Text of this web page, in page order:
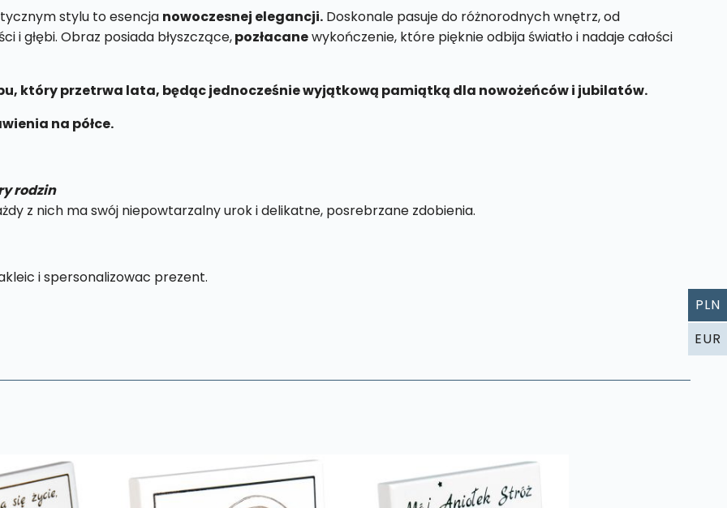
stylu to esencja nowoczesnej elegancji.Doskonale pasuje do różnorodnych wnętrz, od
i głębi. Obraz posiada błyszczące,pozłacanewykończenie, które pięknie odbija światło i nadaje całości
który przetrwa lata, będąc jednocześnie wyjątkową pamiątką dla nowożeńców i jubilatów.
na półce.
rodzin
z nich ma swój niepowtarzalny urok i delikatne, posrebrzane zdobienia.
i spersonalizowac prezent.
PLN
EUR